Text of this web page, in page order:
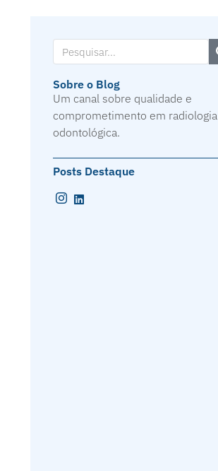
Sobre o Blog
Um canal sobre qualidade e
comprometimento em radiologia
odontológica.
Posts Destaque